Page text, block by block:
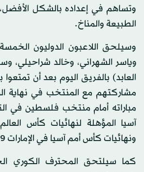
وتساهم في إعداده بالشكل
الطبيعة والمناخ.
وسيلحق اللاعبون الدوليون الخمسة
وياسر الشهراني، وخالد شراحيلي،
العابد) بالفريق اليوم بعد أن تمتعوا
مشاركتهم مع المنتخب في نهاية
مباراته أمام منتخب فلسطين في
ونهائيات كأس أمم آسيا في الإمارات 2019.
كما سيلتحق المحترف الكوري